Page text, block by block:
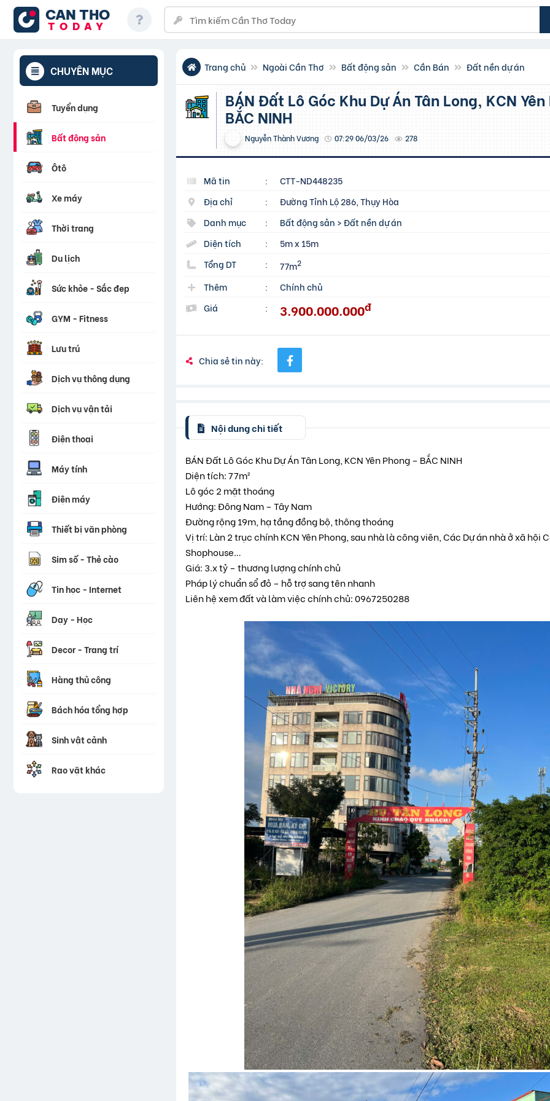
CAN THO
TODAY
CHUYÊN MỤC
Tuyển dụng
Bất động sản
Ôtô
Xe máy
Thời trang
Du lịch
Sức khỏe - Sắc đẹp
GYM - Fitness
Lưu trú
Dịch vụ thông dụng
Dịch vụ vận tải
Điện thoại
Máy tính
Điện máy
Thiết bị văn phòng
Sim số - Thẻ cào
Tin học - Internet
Dạy - Học
Decor - Trang trí
Hàng thủ công
Bách hóa tổng hợp
Sinh vật cảnh
Rao vặt khác
Trang chủ Ngoài Cần Thơ Bất động sản Cần Bán Đất nền dự án
BÁN Đất Lô Góc Khu Dự Án Tân Long, KCN Yên Phong –
BẮC NINH
Nguyễn Thành Vương 07:29 06/03/26 278
Mã tin :
CTT-ND448235
Địa chỉ
:
Đường Tỉnh Lộ 286, Thụy Hòa
Danh mục
: Bất động sản >Đất nền dự án
Diện tích
:
5m x 15m
Tổng DT
: 77m2
Thêm :
Chính chủ
Giá
: 3.900.000.000đ
Chia sẻ tin này:
Nội dung chi tiết
BÁN Đất Lô Góc Khu Dự Án Tân Long, KCN Yên Phong – BẮC NINH
Diện tích: 77m²
Lô góc 2 mặt thoáng
Hướng: Đông Nam – Tây Nam
Đường rộng 19m, hạ tầng đồng bộ, thông thoáng
Vị trí: Làn 2 trục chính KCN Yên Phong, sau nhà là công viên, Các Dự án nhà ở xã hội
Shophouse…
Giá: 3.x tỷ – thương lượng chính chủ
Pháp lý chuẩn sổ đỏ – hỗ trợ sang tên nhanh
Liên hệ xem đất và làm việc chính chủ: 0967250288